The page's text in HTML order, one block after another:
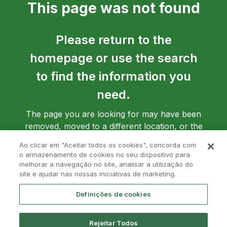
This page was not found
Please return to the
homepage or use the search
to find the information you
need.
The page you are looking for may have been
removed, moved to a different location, or the
Ao clicar em "Aceitar todos os cookies", concorda com
o armazenamento de cookies no seu dispositivo para
melhorar a navegação no site, analisar a utilização do
site e ajudar nas nossas iniciativas de marketing.
Definições de cookies
Rejeitar Todos